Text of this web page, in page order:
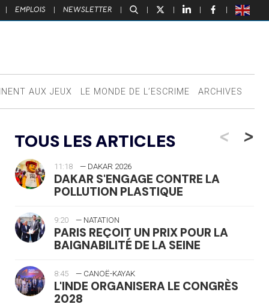
| EMPLOIS | NEWSLETTER | | | | |
AUX JEUX LE MONDE DE L’ESCRIME ARCHIVES
TOUS LES ARTICLES <
11:18 — DAKAR 2026
DAKAR S'ENGAGE CONTRE LA
POLLUTION PLASTIQUE
9:20 — NATATION
PARIS REÇOIT UN PRIX POUR LA
BAIGNABILITÉ DE LA SEINE
8:45 — CANOË-KAYAK
L'INDE ORGANISERA LE CONGRÈS
2028
>